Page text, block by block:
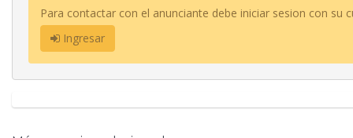
Para contactar con el anunciante debe iniciar sesion con su
Ingresar